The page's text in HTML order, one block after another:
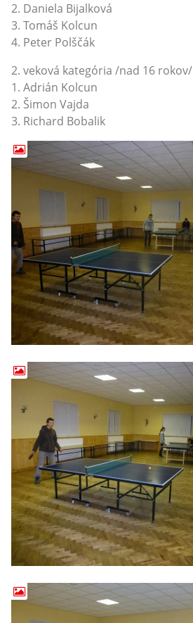
2. Daniela Bijalková
3. Tomáš Kolcun
4. Peter Polščák
2. veková kategória /nad 16 rokov/
1. Adrián Kolcun
2. Šimon Vajda
3. Richard Bobalik